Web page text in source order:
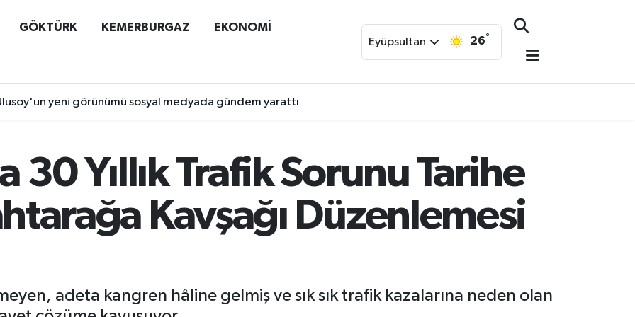
GÖKTÜRK KEMERBURGAZ EKONOMİ
Eyüpsultan 26°
yeni görünümü sosyal medyada gündem yarattı
30 Yıllık Trafik Sorunu Tarihe
Kavşağı Düzenlemesi
adeta kangren hâline gelmiş ve sık sık trafik kazalarına neden olan